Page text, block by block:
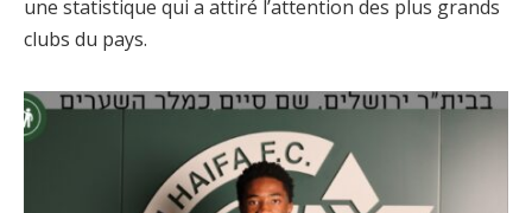
une statistique qui a attiré l’attention des plus grands
clubs du pays.